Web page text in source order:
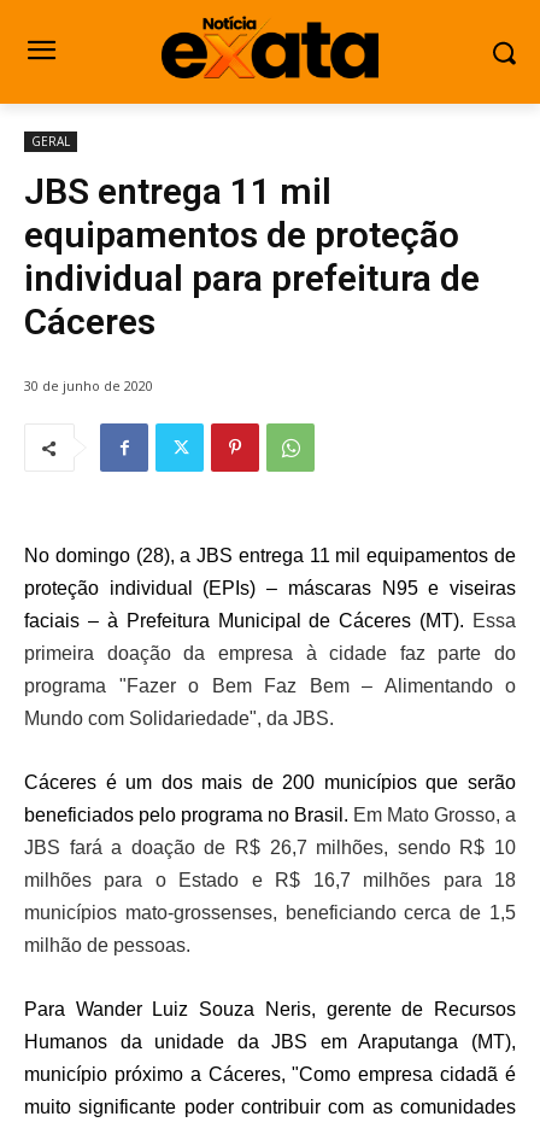
GERAL
JBS entrega 11 mil
equipamentos de proteção
individual para prefeitura de
Cáceres
30 de junho de 2020
No domingo (28), a JBS entrega 11 mil equipamentos de
proteção individual (EPIs) – máscaras N95 e viseiras
faciais – à Prefeitura Municipal de Cáceres (MT). Essa
primeira doação da empresa à cidade faz parte do
programa "Fazer o Bem Faz Bem – Alimentando o
Mundo com Solidariedade", da JBS.
Cáceres é um dos mais de 200 municípios que serão
beneficiados pelo programa no Brasil. Em Mato Grosso, a
JBS fará a doação de R$ 26,7 milhões, sendo R$ 10
milhões para o Estado e R$ 16,7 milhões para 18
municípios mato-grossenses, beneficiando cerca de 1,5
milhão de pessoas.
Para Wander Luiz Souza Neris, gerente de Recursos
Humanos da unidade da JBS em Araputanga (MT),
município próximo a Cáceres, "Como empresa cidadã é
muito significante poder contribuir com as comunidades